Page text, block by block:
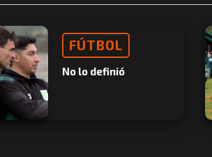
FÚTBOL
No lo definió